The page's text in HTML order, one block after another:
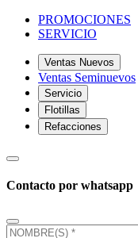
PROMOCIONES
SERVICIO
Ventas Nuevos
Ventas Seminuevos
Servicio
Flotillas
Refacciones
Contacto por whatsapp